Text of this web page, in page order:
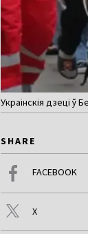
Украінскія дзеці ў
SHARE
FACEBOOK
X